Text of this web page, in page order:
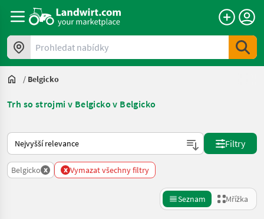
Prohledat nabídky
/ Belgicko
Trh so strojmi v Belgicko v Belgicko
Takto se řadí nabídky na Landwirt.com
Filtry
Belgicko x x Vymazat všechny filtry
Seznam Mřížka